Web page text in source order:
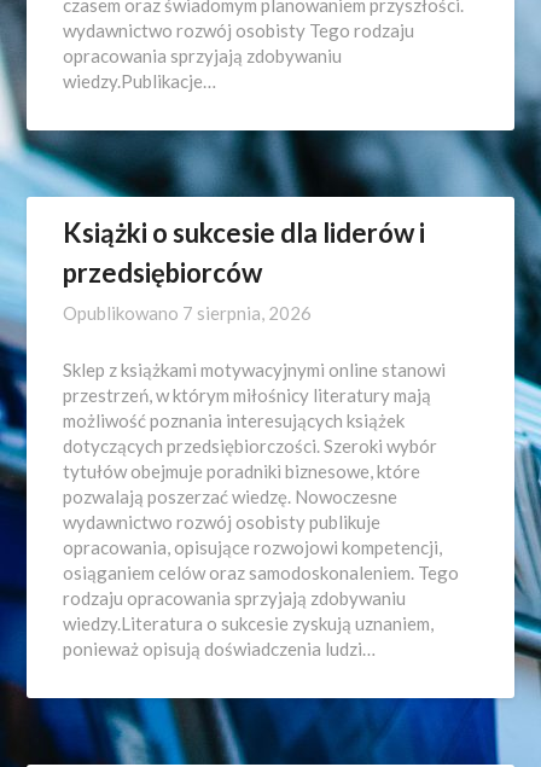
czasem oraz świadomym planowaniem przyszłości.
wydawnictwo rozwój osobisty Tego rodzaju
opracowania sprzyjają zdobywaniu
wiedzy.Publikacje…
Książki o sukcesie dla liderów i
przedsiębiorców
Opublikowano 7 sierpnia, 2026
Sklep z książkami motywacyjnymi online stanowi
przestrzeń, w którym miłośnicy literatury mają
możliwość poznania interesujących książek
dotyczących przedsiębiorczości. Szeroki wybór
tytułów obejmuje poradniki biznesowe, które
pozwalają poszerzać wiedzę. Nowoczesne
wydawnictwo rozwój osobisty publikuje
opracowania, opisujące rozwojowi kompetencji,
osiąganiem celów oraz samodoskonaleniem. Tego
rodzaju opracowania sprzyjają zdobywaniu
wiedzy.Literatura o sukcesie zyskują uznaniem,
ponieważ opisują doświadczenia ludzi…